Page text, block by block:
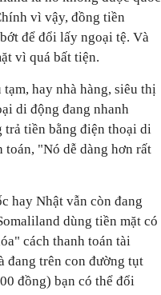
vì vậy, đồng tiền
để đổi lấy ngoại tệ. Và
vì quá bất tiện.
hay nhà hàng, siêu thị
di động đang nhanh
trả tiền bằng điện thoại di
"Nó dễ dàng hơn rất
hay Nhật vẫn còn đang
dùng tiền mặt có
cách thanh toán tài
đang trên con đường tụt
đồng) bạn có thể đổi